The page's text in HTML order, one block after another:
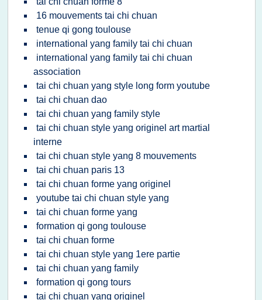
16 mouvements tai chi chuan
tenue qi gong toulouse
international yang family tai chi chuan
international yang family tai chi chuan
association
tai chi chuan yang style long form youtube
tai chi chuan dao
tai chi chuan yang family style
tai chi chuan style yang originel art martial
interne
tai chi chuan style yang 8 mouvements
tai chi chuan paris 13
tai chi chuan forme yang originel
youtube tai chi chuan style yang
tai chi chuan forme yang
formation qi gong toulouse
tai chi chuan forme
tai chi chuan style yang 1ere partie
tai chi chuan yang family
formation qi gong tours
tai chi chuan yang originel